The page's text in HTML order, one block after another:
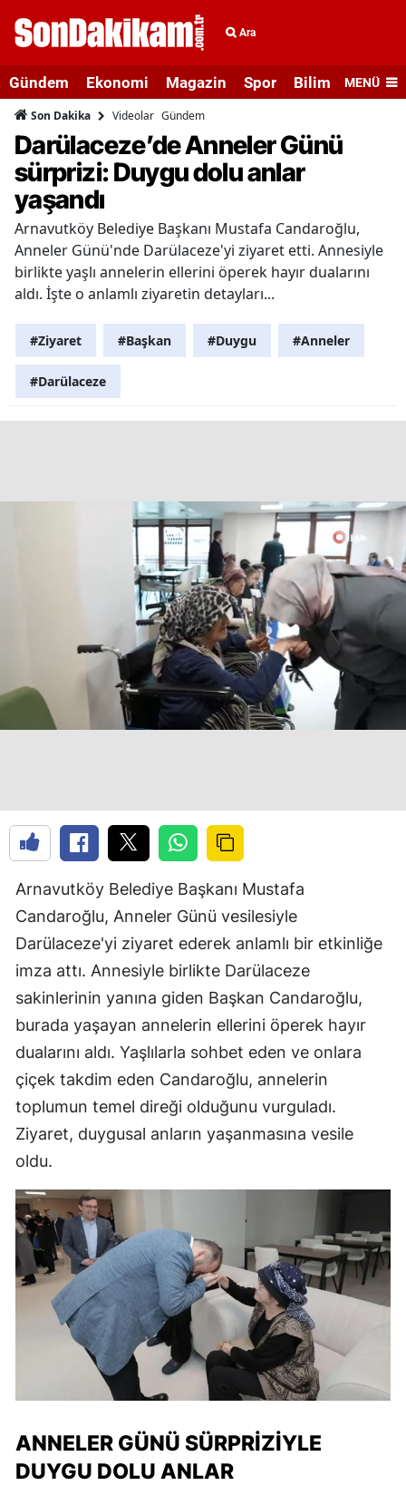
Ara
Gündem Ekonomi Magazin Spor Bilim veMENÜ
Son Dakika Videolar Gündem
Darülaceze’de Anneler Günü
sürprizi: Duygu dolu anlar
yaşandı
Arnavutköy Belediye Başkanı Mustafa Candaroğlu,
Anneler Günü'nde Darülaceze'yi ziyaret etti. Annesiyle
birlikte yaşlı annelerin ellerini öperek hayır dualarını
aldı. İşte o anlamlı ziyaretin detayları...
#Ziyaret #Başkan #Duygu #Anneler
#Darülaceze
Arnavutköy Belediye Başkanı Mustafa
Candaroğlu, Anneler Günü vesilesiyle
Darülaceze'yi ziyaret ederek anlamlı bir etkinliğe
imza attı. Annesiyle birlikte Darülaceze
sakinlerinin yanına giden Başkan Candaroğlu,
burada yaşayan annelerin ellerini öperek hayır
dualarını aldı. Yaşlılarla sohbet eden ve onlara
çiçek takdim eden Candaroğlu, annelerin
toplumun temel direği olduğunu vurguladı.
Ziyaret, duygusal anların yaşanmasına vesile
oldu.
ANNELER GÜNÜ SÜRPRIZIYLE
DUYGU DOLU ANLAR